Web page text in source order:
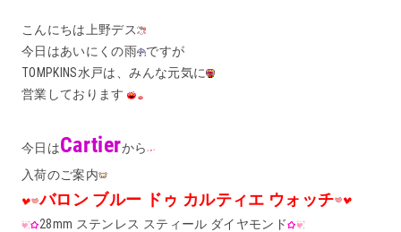
こんにちは上野デス
今日はあいにくの雨
ですが
TOMPKINS水戸は、みんな元気に
営業しております
今日はCartierから
入荷のご案内
バロン ブルー ドゥ カルティエ ウォッチ
28mm ステンレス スティール ダイヤモンド